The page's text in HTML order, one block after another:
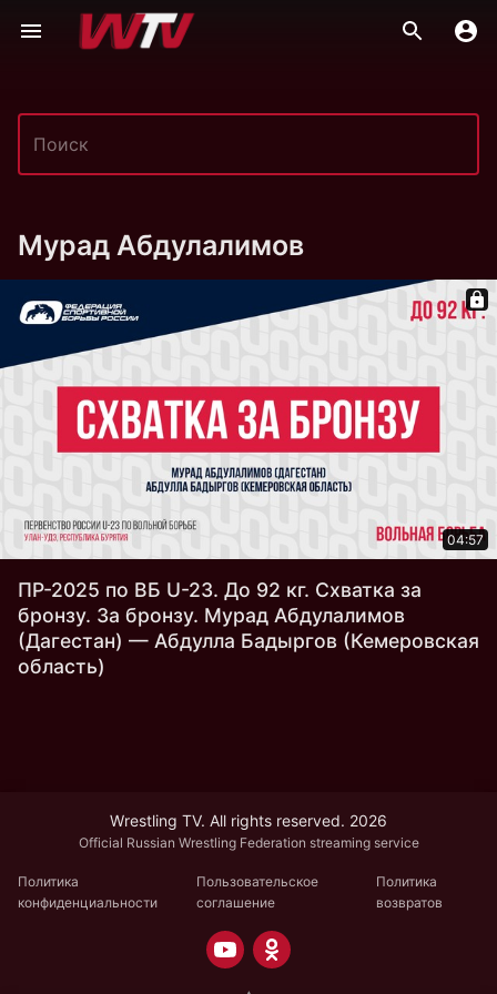
Мурад Абдулалимов
04:57
ПР-2025 по ВБ U-23. До 92 кг. Схватка за
бронзу. За бронзу. Мурад Абдулалимов
(Дагестан) — Абдулла Бадыргов (Кемеровская
область)
Wrestling TV. All rights reserved. 2026
Official Russian Wrestling Federation streaming service
Политика
конфиденциальности
Пользовательское
соглашение
Политика
возвратов